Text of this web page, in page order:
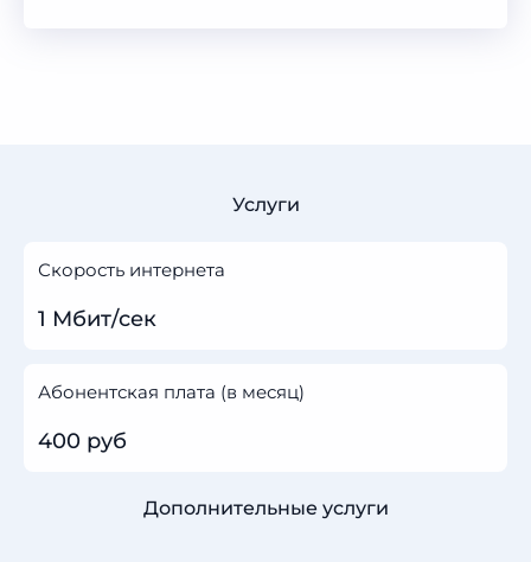
Услуги
Скорость интернета
1 Мбит/сек
Абонентская плата (в месяц)
400 руб
Дополнительные услуги